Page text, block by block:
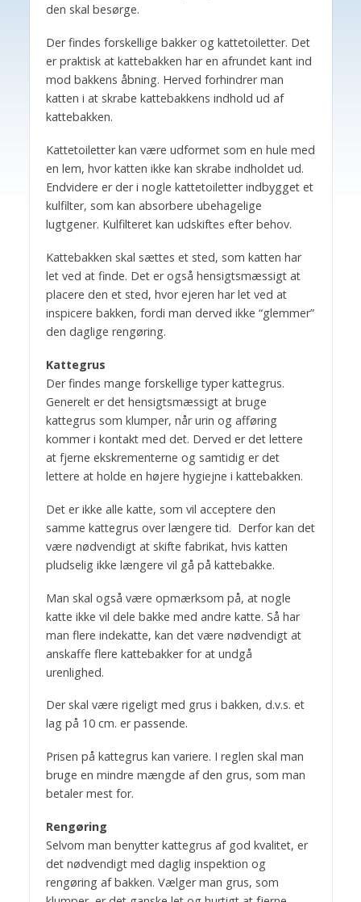
den skal besørge.
Der findes forskellige bakker og kattetoiletter. Det
er praktisk at kattebakken har en afrundet kant ind
mod bakkens åbning. Herved forhindrer man
katten i at skrabe kattebakkens indhold ud af
kattebakken.
Kattetoiletter kan være udformet som en hule med
en lem, hvor katten ikke kan skrabe indholdet ud.
Endvidere er der i nogle kattetoiletter indbygget et
kulfilter, som kan absorbere ubehagelige
lugtgener. Kulfilteret kan udskiftes efter behov.
Kattebakken skal sættes et sted, som katten har
let ved at finde. Det er også hensigtsmæssigt at
placere den et sted, hvor ejeren har let ved at
inspicere bakken, fordi man derved ikke “glemmer”
den daglige rengøring.
Kattegrus
Der findes mange forskellige typer kattegrus.
Generelt er det hensigtsmæssigt at bruge
kattegrus som klumper, når urin og afføring
kommer i kontakt med det. Derved er det lettere
at fjerne ekskrementerne og samtidig er det
lettere at holde en højere hygiejne i kattebakken.
Det er ikke alle katte, som vil acceptere den
samme kattegrus over længere tid. Derfor kan det
være nødvendigt at skifte fabrikat, hvis katten
pludselig ikke længere vil gå på kattebakke.
Man skal også være opmærksom på, at nogle
katte ikke vil dele bakke med andre katte. Så har
man flere indekatte, kan det være nødvendigt at
anskaffe flere kattebakker for at undgå
urenlighed.
Der skal være rigeligt med grus i bakken, d.v.s. et
lag på 10 cm. er passende.
Prisen på kattegrus kan variere. I reglen skal man
bruge en mindre mængde af den grus, som man
betaler mest for.
Rengøring
Selvom man benytter kattegrus af god kvalitet, er
det nødvendigt med daglig inspektion og
rengøring af bakken. Vælger man grus, som